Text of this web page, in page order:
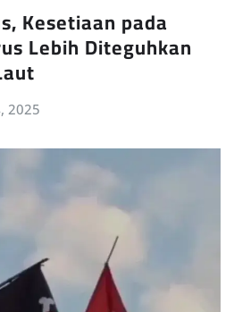
Kesetiaan pada
Lebih Diteguhkan
2025